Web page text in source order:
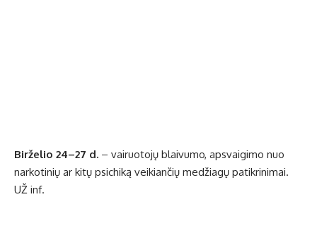
Birželio 24–27 d. – vairuotojų blaivumo, apsvaigimo nuo
narkotinių ar kitų psichiką veikiančių medžiagų patikrinimai.
UŽ inf.